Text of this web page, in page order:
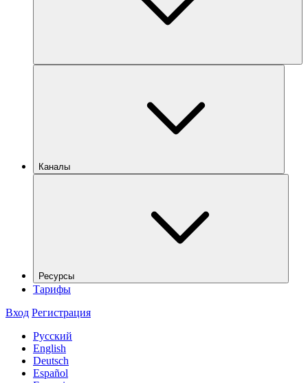
Каналы
Ресурсы
Тарифы
Вход Регистрация
Русский
English
Deutsch
Español